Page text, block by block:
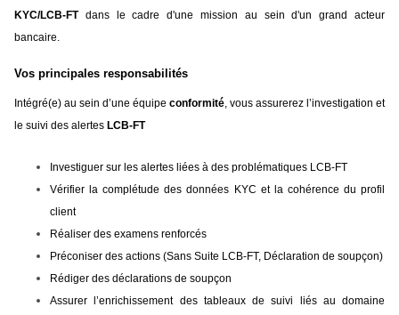
KYC/LCB-FT dans le cadre d'une mission au sein d'un grand acteur
bancaire.
Vos principales responsabilités
Intégré(e) au sein d’une équipe conformité , vous assurerez l’investigation et
le suivi des alertes LCB-FT
Investiguer sur les alertes liées à des problématiques LCB-FT
Vérifier la complétude des données KYC et la cohérence du profil
client
Réaliser des examens renforcés
Préconiser des actions (Sans Suite LCB-FT, Déclaration de soupçon)
Rédiger des déclarations de soupçon
Assurer l’enrichissement des tableaux de suivi liés au domaine